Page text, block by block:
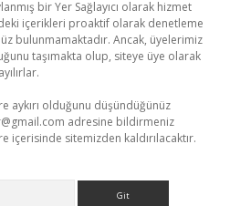
bir Yer Sağlayıcı olarak hizmet
içerikleri proaktif olarak denetleme
bulunmamaktadır. Ancak, üyelerimiz
taşımakta olup, siteye üye olarak
aykırı olduğunu düşündüğünüz
adresine bildirmeniz
içerisinde sitemizden kaldırılacaktır.